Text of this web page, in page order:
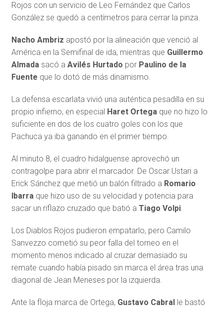
Rojos con un servicio de Leo Fernández que Carlos
González se quedó a centímetros para cerrar la pinza.
Nacho Ambriz apostó por la alineación que venció al
América en la Semifinal de ida, mientras que Guillermo
Almadasacó a Avilés Hurtado por Paulino de la
Fuente que lo dotó de más dinamismo.
La defensa escarlata vivió una auténtica pesadilla en su
propio infierno, en especial Haret Ortegaque no hizo lo
suficiente en dos de los cuatro goles con los que
Pachuca ya iba ganando en el primer tiempo.
Al minuto 8, el cuadro hidalguense aprovechó un
contragolpe para abrir el marcador. De Oscar Ustari a
Erick Sánchez que metió un balón filtrado a Romario
Ibarraque hizo uso de su velocidad y potencia para
sacar un riflazo cruzado que batió a Tiago Volpi.
Los Diablos Rojos pudieron empatarlo, pero Camilo
Sanvezzo cometió su peor falla del torneo en el
momento menos indicado al cruzar demasiado su
remate cuando había pisado sin marca el área tras una
diagonal de Jean Meneses por la izquierda.
Ante la floja marca de Ortega, Gustavo Cabral le bastó